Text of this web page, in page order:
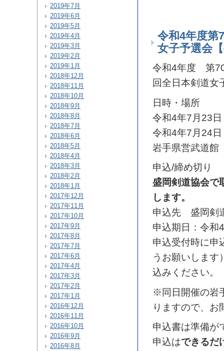
令和4年度第
女子予選会
令和4年度 第70
回全日本剣道女
日時・場所
令和4年7月23
令和4年7月24
岩手県営武道館
申込/締め切り
盛岡剣道協会で
します。
申込先 盛岡剣
申込期日：令和
申込受付時に申
うお願いします
込みください。
※同日開催の岩
りますので、お
申込書は準備が
申込はできるだ
2019年7月
2019年6月
2019年5月
2019年4月
2019年3月
2019年2月
2019年1月
2018年12月
2018年11月
2018年10月
2018年9月
2018年8月
2018年7月
2018年6月
2018年5月
2018年4月
2018年3月
2018年2月
2018年1月
2017年12月
2017年11月
2017年10月
2017年9月
2017年8月
2017年7月
2017年6月
2017年4月
2017年3月
2017年2月
2017年1月
2016年12月
2016年11月
2016年10月
2016年9月
2016年8月